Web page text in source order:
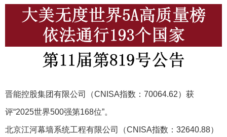
晋能控股集团有限公司（CNISA指数：70064.62）获
评“2025世界500强第168位”。
北京江河幕墙系统工程有限公司（CNISA指数：32640.88）